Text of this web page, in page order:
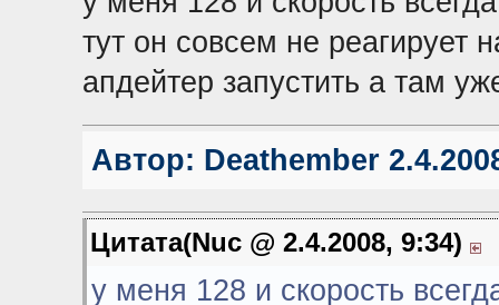
тут он совсем не реагирует
апдейтер запустить а там
Автор: Deathember
Цитата(Nuc @ 2.4.2008, 9:34)
у меня 128 и скорость